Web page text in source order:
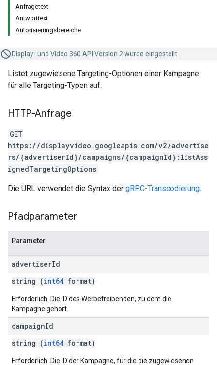
Anfragetext
Antworttext
Autorisierungsbereiche
Display- und Video 360 API Version 2 wurde eingestellt.
Listet zugewiesene Targeting-Optionen einer Kampagne
für alle Targeting-Typen auf.
HTTP-Anfrage
GET
https://displayvideo.googleapis.com/v2/advertise
rs/{advertiserId}/campaigns/{campaignId}:listAss
ignedTargetingOptions
Die URL verwendet die Syntax der gRPC-Transcodierung.
Pfadparameter
Parameter
advertiserId
string (int64 format)
Erforderlich. Die ID des Werbetreibenden, zu dem die
Kampagne gehört.
campaignId
string (int64 format)
Erforderlich. Die ID der Kampagne, für die die zugewiesenen